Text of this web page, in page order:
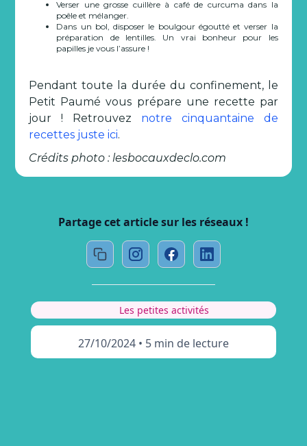
Verser une grosse cuillère à café de curcuma dans la
poêle et mélanger.
Dans un bol, disposer le boulgour égoutté et verser la
préparation de lentilles. Un vrai bonheur pour les
papilles je vous l’assure !
Pendant toute la durée du confinement, le
Petit Paumé vous prépare une recette par
jour ! Retrouvez notre cinquantaine de
recettes juste ici.
Crédits photo : lesbocauxdeclo.com
Partage cet article sur les réseaux !
Les petites activités
27/10/2024 • 5 min de lecture